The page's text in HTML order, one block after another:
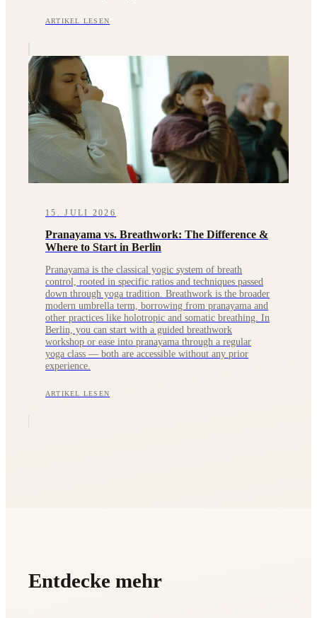
ARTIKEL LESEN
15. JULI 2026
Pranayama vs. Breathwork: The Difference &
Where to Start in Berlin
Pranayama is the classical yogic system of breath
control, rooted in specific ratios and techniques passed
down through yoga tradition. Breathwork is the broader
modern umbrella term, borrowing from pranayama and
other practices like holotropic and somatic breathing. In
Berlin, you can start with a guided breathwork
workshop or ease into pranayama through a regular
yoga class — both are accessible without any prior
experience.
ARTIKEL LESEN
Entdecke mehr